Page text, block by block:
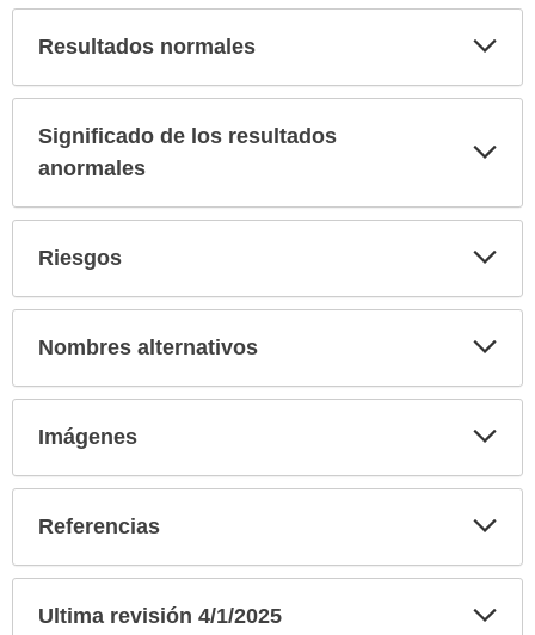
Resultados normales
Significado de los resultados
anormales
Riesgos
Nombres alternativos
Imágenes
Referencias
Ultima revisión 4/1/2025